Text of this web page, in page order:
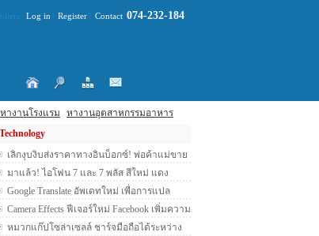
หางานโรงแรม หางานอุตสาหกรรมอาหาร
Log in Register Contact 074-232-184
Technology
เลิกงุบงิบส่งราคาทางอินบ็อกซ์! พ่อค้าแม่ขาย
ออนไลน์ห้ามทำอะไร?
มาแล้ว! ไอโฟน 7 และ 7 พลัส สีใหม่ แดง
สะดุดใจ ซื้อใช้ได้บุญแรง
Google Translate อัพเดทใหม่ เพื่อการแปล
ภาษาที่ละเอียด มากยิ่งขึ้น
Camera Effects ฟีเจอร์ใหม่ Facebook เพิ่มความ
สนุกในการถ่ายภาพมากยิ่งขึ้น
หมวกแก๊ปโซล่าเซลล์ ชาร์จมือถือได้ระหว่าง